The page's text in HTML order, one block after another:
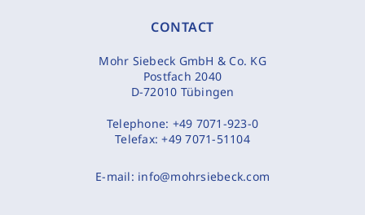
CONTACT
Mohr Siebeck GmbH & Co. KG
Postfach 2040
D-72010 Tübingen
Telephone: +49 7071-923-0
Telefax:+49 7071-51104
E-mail: info@mohrsiebeck.com